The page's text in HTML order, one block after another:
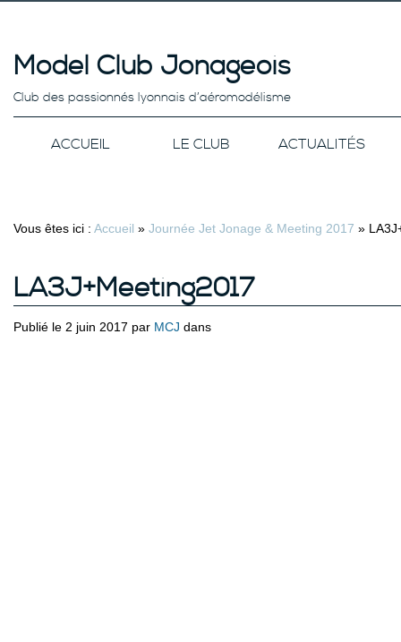
Model Club Jonageois
Club des passionnés lyonnais d’aéromodélisme
ACCUEIL LE CLUB ACTUALITÉS
Vous êtes ici : Accueil » Journée Jet Jonage & Meeting 2017 »
LA3J+Meeting2017
Publié le 2 juin 2017 par MCJ dans